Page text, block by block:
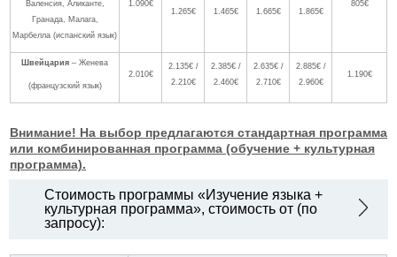
Валенсия, Аликанте,
Гранада, Малага,
Марбелла (испанский язык)
1.090€
1.265€
1.465€ 1.665€ 1.865€
805€
Швейцария – Женева
(французский язык)
2.010€
2.135€ /
2.210€
2.385€ /
2.460€
2.635€ /
2.710€
2.885€ /
2.960€
1.190€
Внимание! На выбор предлагаются стандартная программа
или комбинированная программа (обучение + культурная
программа).
Стоимость программы «Изучение языка +
культурная программа», стоимость от (по
запросу):